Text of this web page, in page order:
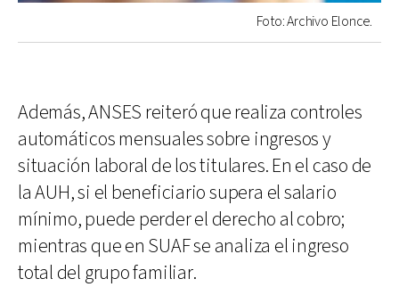
Foto: Archivo Elonce.
Además, ANSES reiteró que realiza controles
automáticos mensuales sobre ingresos y
situación laboral de los titulares. En el caso de
la AUH, si el beneficiario supera el salario
mínimo, puede perder el derecho al cobro;
mientras que en SUAF se analiza el ingreso
total del grupo familiar.